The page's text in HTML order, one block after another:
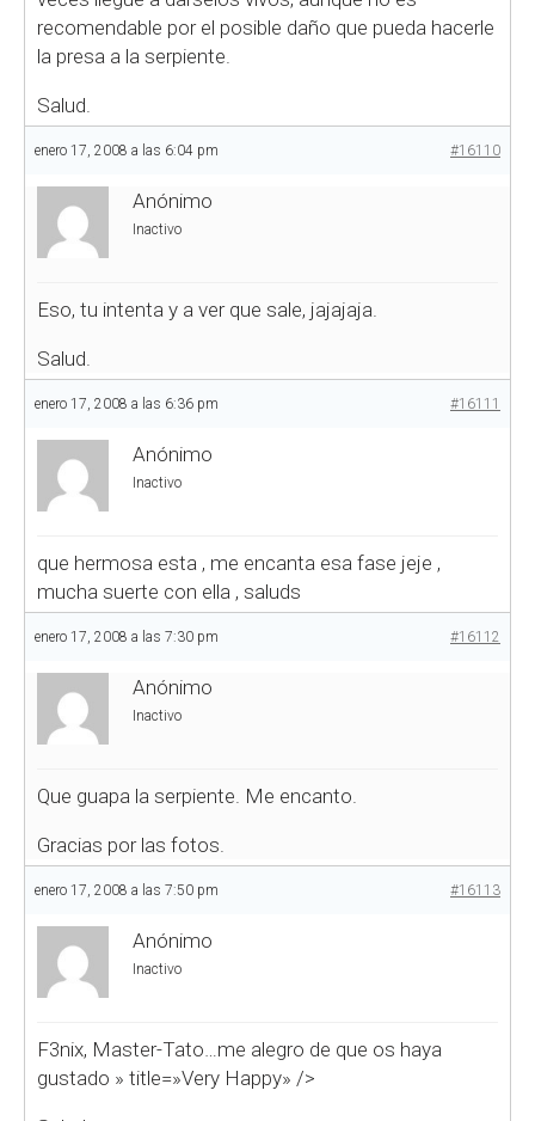
recomendable por el posible daño que pueda hacerle
la presa a la serpiente.
Salud.
enero 17, 2008 a las 6:04 pm #16110
Anónimo
Inactivo
Eso, tu intenta y a ver que sale, jajajaja.
Salud.
enero 17, 2008 a las 6:36 pm #16111
Anónimo
Inactivo
que hermosa esta , me encanta esa fase jeje ,
mucha suerte con ella , saluds
enero 17, 2008 a las 7:30 pm #16112
Anónimo
Inactivo
Que guapa la serpiente. Me encanto.
Gracias por las fotos.
enero 17, 2008 a las 7:50 pm #16113
Anónimo
Inactivo
F3nix, Master-Tato…me alegro de que os haya
gustado » title=»Very Happy» />